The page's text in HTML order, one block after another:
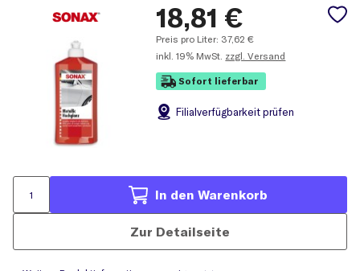
18,81 €
Preis pro Liter: 37,62 €
inkl. 19% MwSt. zzgl. Versand
Sofort lieferbar
Filialverfügbarkeit prüfen
In den Warenkorb
Zur Detailseite